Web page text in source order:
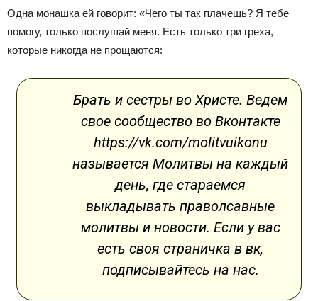
Одна монашка ей говорит: «Чего ты так плачешь? Я тебе
помогу, только послушай меня. Есть только три греха,
которые никогда не прощаются:
Брать и сестры во Христе. Ведем
свое сообщество во Вконтакте
https://vk.com/molitvuikonu
называется Молитвы на каждый
день, где стараемся
выкладывать праволсавные
молитвы и новости. Если у вас
есть своя страничка в вк,
подписывайтесь на нас.